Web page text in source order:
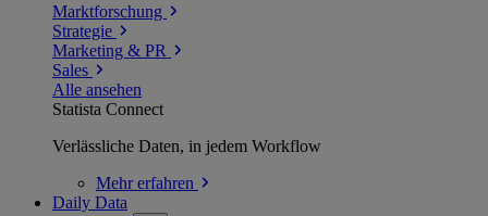
Marktforschung
Strategie
Marketing & PR
Sales
Alle ansehen
Statista Connect
Verlässliche Daten, in jedem Workflow
Mehrerfahren
Daily Data